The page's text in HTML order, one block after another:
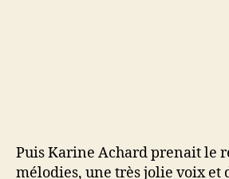
Puis Karine Achard prenait le
mélodies, une très jolie voix et